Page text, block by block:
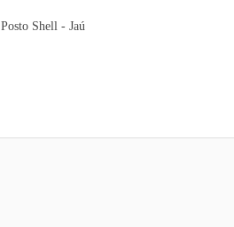
Posto Shell - Jaú